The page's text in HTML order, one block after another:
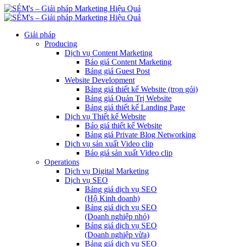
Giải pháp
Producing
Dịch vụ Content Marketing
Báo giá Content Marketing
Bảng giá Guest Post
Website Development
Bảng giá thiết kế Website (trọn gói)
Bảng giá Quản Trị Website
Bảng giá thiết kế Landing Page
Dịch vụ Thiết kế Website
Báo giá thiết kế Website
Bảng giá Private Blog Networking
Dịch vụ sản xuất Video clip
Báo giá sản xuất Video clip
Operations
Dịch vụ Digital Marketing
Dịch vụ SEO
Bảng giá dịch vụ SEO
(Hộ Kinh doanh)
Bảng giá dịch vụ SEO
(Doanh nghiệp nhỏ)
Bảng giá dịch vụ SEO
(Doanh nghiệp vừa)
Bảng giá dịch vụ SEO